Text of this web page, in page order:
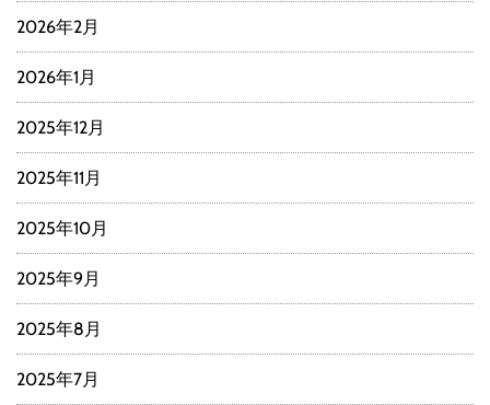
2026年2月
2026年1月
2025年12月
2025年11月
2025年10月
2025年9月
2025年8月
2025年7月